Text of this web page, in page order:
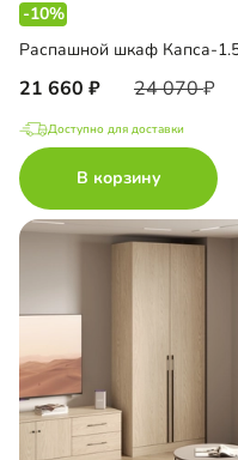
-10%
21 660 24 070
Доступно для доставки
В корзину